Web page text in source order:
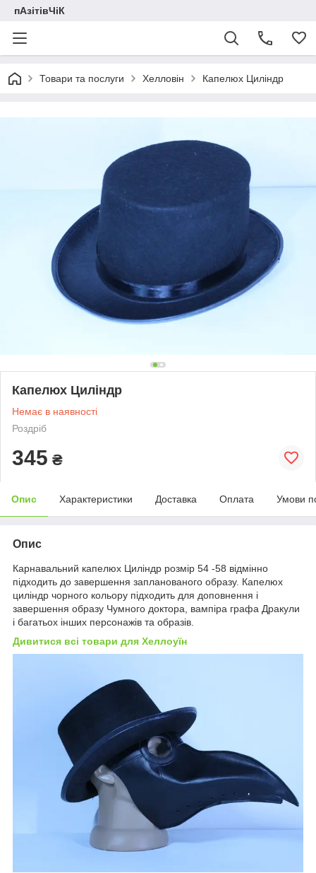
пАзітівЧіК
Товари та послуги Хелловін Капелюх Циліндр
Капелюх Циліндр
Немає в наявності
Роздріб
345 ₴
Опис Характеристики Доставка Оплата Умови
Опис
Карнавальний капелюх Циліндр розмір 54 -58 відмінно
підходить до завершення запланованого образу. Капелюх
циліндр чорного кольору підходить для доповнення і
завершення образу Чумного доктора, вампіра графа Дракули
і багатьох інших персонажів та образів.
Дивитися всі товари для Хеллоуїн